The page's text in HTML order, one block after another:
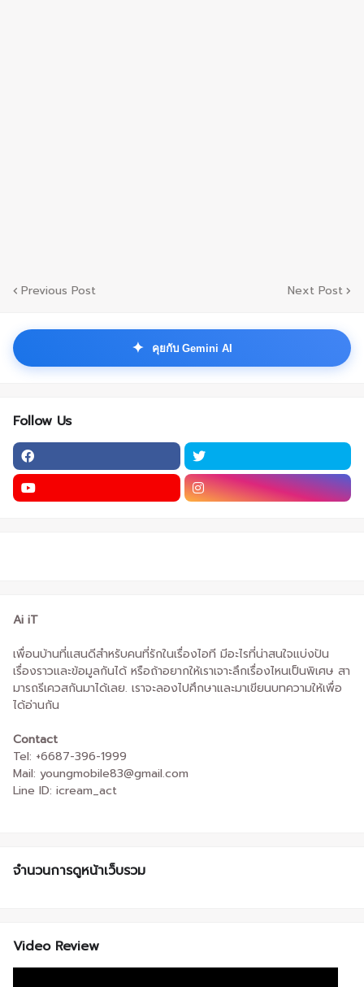
Previous Post Next Post
✦ คุยกับ Gemini AI
Follow Us
Ai iT
เพื่อนบ้านที่แสนดีสำหรับคนที่รักในเรื่องไอที มีอะไรที่น่าสนใจแบ่งปัน
เรื่องราวและข้อมูลกันได้ หรือถ้าอยากให้เราเจาะลึกเรื่องไหนเป็นพิเศษ สา
มารถรีเควสกันมาได้เลย. เราจะลองไปศึกษาและมาเขียนบทความให้เพื่อ
ได้อ่านกัน
Contact
Tel: +6687-396-1999
Mail: youngmobile83@gmail.com
Line ID: icream_act
จำนวนการดูหน้าเว็บรวม
Video Review